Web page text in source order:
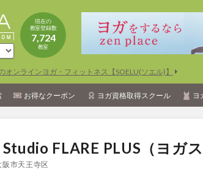
現在の
教室登録数
7,724
教室
オンラインヨガ・フィットネス【SOELU(ソエル)】
お得なクーポン ヨガ資格取得スクール ヨ
Studio FLARE PLUS（ヨガ
阪市天王寺区